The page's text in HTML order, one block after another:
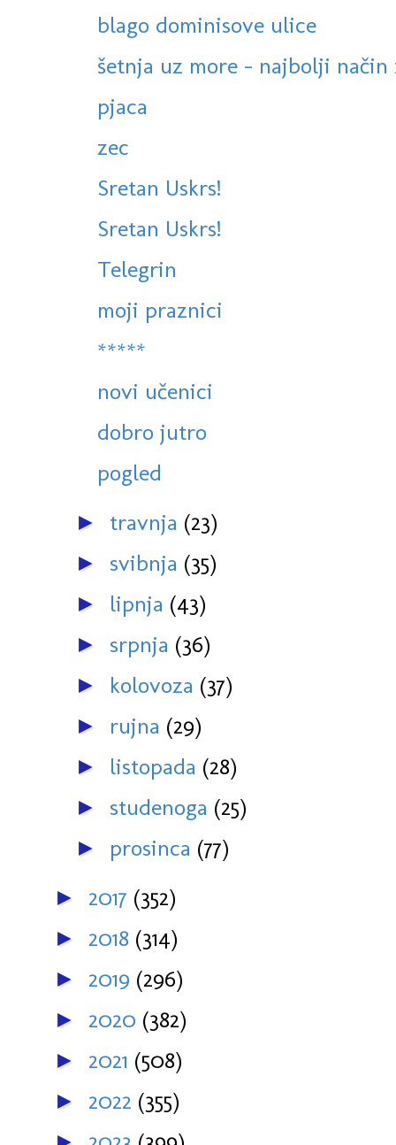
blago dominisove ulice
šetnja uz more - najbolji način
pjaca
zec
Sretan Uskrs!
Sretan Uskrs!
Telegrin
moji praznici
*****
novi učenici
dobro jutro
pogled
► travnja (23)
► svibnja (35)
► lipnja (43)
► srpnja (36)
► kolovoza (37)
► rujna (29)
► listopada (28)
► studenoga (25)
► prosinca (77)
► 2017 (352)
► 2018 (314)
► 2019 (296)
► 2020 (382)
► 2021 (508)
► 2022 (355)